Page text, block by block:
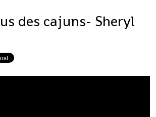
des cajuns- Sheryl